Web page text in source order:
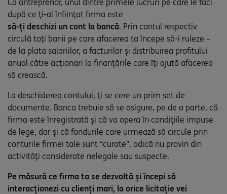
Ca antreprenor, unul dintre primele lucruri pe care le faci
după ce ți-ai înființat firma este
să-ți deschizi un cont la bancă. Prin contul respectiv
circulă toți banii pe care afacerea ta începe să-i ruleze –
de la plata salariilor, a facturilor și distribuirea profitului
anual către acționari la finanțările care îți ajută afacerea
să crească.
La deschiderea contului, ți se cere un prim set de
documente. Banca trebuie să se asigure, pe de o parte, că
firma este înregistrată și că va opera în condițiile impuse
de lege, dar și că fondurile care urmează să circule prin
conturile firmei tale sunt “curate”, adică nu provin din
activități considerate nelegale sau suspecte.
Pe măsură ce firma ta se dezvoltă și începi să
interacționezi cu clienți mari, la orice licitație vei